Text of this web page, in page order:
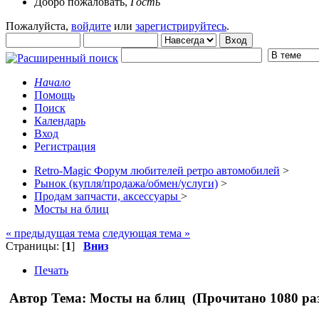
Пожалуйста, войдите или зарегистрируйтесь.
Начало
Помощь
Поиск
Календарь
Вход
Регистрация
Retro-Magic Форум любителей ретро автомобилей >
Рынок (купля/продажа/обмен/услуги) >
Продам запчасти, аксессуары >
Мосты на блиц
« предыдущая тема следующая тема »
Страницы: [1] Вниз
Печать
Автор Тема: Мосты на блиц (Прочитано 1080